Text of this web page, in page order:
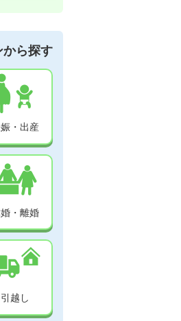
から探す
・出産
・離婚
引越し